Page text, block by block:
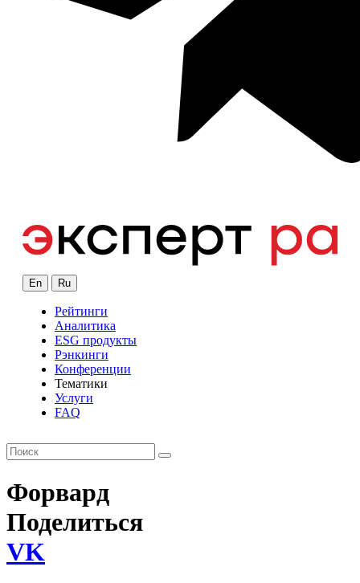
En Ru
Рейтинги
Аналитика
ESG продукты
Рэнкинги
Конференции
Тематики
Услуги
FAQ
Форвард
Поделиться
VK